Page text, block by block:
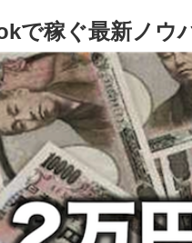
で稼ぐ最新ノウ